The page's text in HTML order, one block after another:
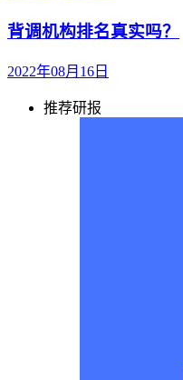
背调机构排名真实吗？
2022年08月16日
推荐研报